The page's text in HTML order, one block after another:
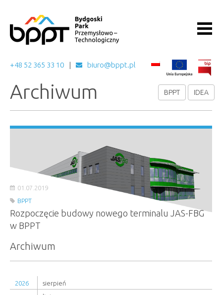
+48 52 365 33 10 biuro@bppt.pl
Archiwum BPPT IDEA
01.07.2019
BPPT
Rozpoczęcie budowy nowego terminalu JAS-FBG
w BPPT
Archiwum
2026
sierpień